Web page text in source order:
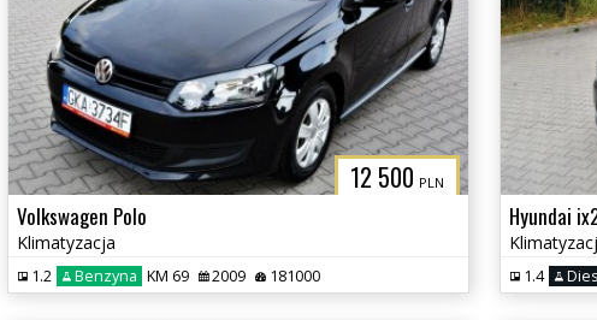
12 500 PLN
Volkswagen Polo
Klimatyzacja
1.2 Benzyna KM 69 2009 181000
Hyundai
1.4